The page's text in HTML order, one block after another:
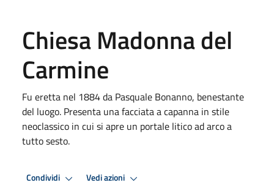
Chiesa Madonna del
Carmine
Fu eretta nel 1884 da Pasquale Bonanno, benestante
del luogo. Presenta una facciata a capanna in stile
neoclassico in cui si apre un portale litico ad arco a
tutto sesto.
Condividi Vedi azioni